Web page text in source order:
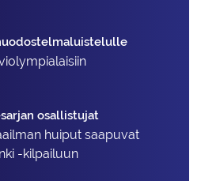
osallistujat
huiput saapuvat
-kilpailuun